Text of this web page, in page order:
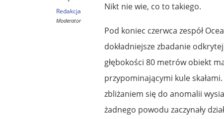
Redakcja
Moderator
Nikt nie wie, co to takiego.
Pod koniec czerwca zespół
dokładniejsze zbadanie
głębokości 80 metrów obiekt
przypominającymi kule
zbliżaniem się do anomalii
żadnego powodu zaczynały